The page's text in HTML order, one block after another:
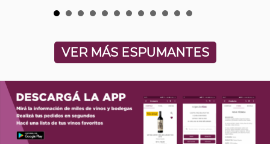
VER MÁS ESPUMANTES